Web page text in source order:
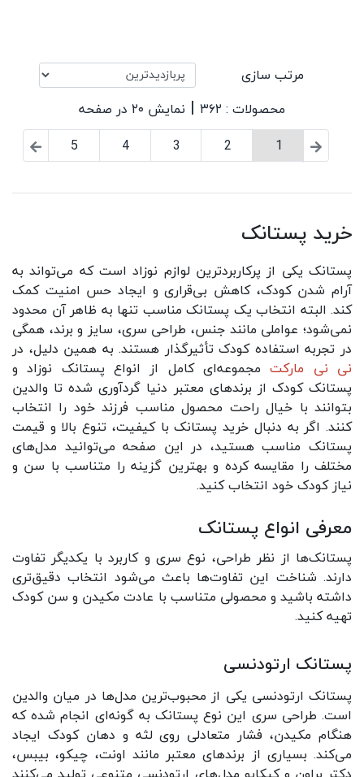
مرتب سازی
محصولات : ۳۶۲
| نمایش ۲۰ در صفحه
1
2
3
4
5
خرید پستانک
پستانک یکی از پرکاربردترین لوازم نوزاد است که می‌تواند به
آرام شدن کودک، کاهش بی‌قراری و ایجاد حس امنیت کمک
کند. البته انتخاب یک پستانک مناسب تنها به ظاهر آن محدود
نمی‌شود؛ عواملی مانند جنس، طراحی سری، سایز و برند، همگی
در تجربه استفاده کودک تأثیرگذار هستند. به همین دلیل، در
نی نی مارکتمجموعه‌ای کامل از انواع پستانک نوزاد و
پستانک کودک از برندهای معتبر دنیا گردآوری شده تا والدین
بتوانند با خیال راحت محصول مناسب فرزند خود را انتخاب
کنند. اگر به دنبال خرید پستانک با کیفیت، تنوع بالا و قیمت
پستانک مناسب هستید، در این صفحه می‌توانید مدل‌های
مختلف را مقایسه کرده و بهترین گزینه را متناسب با سن و
نیاز کودک خود انتخاب کنید.
معرفی انواع پستانک
پستانک‌ها از نظر طراحی، نوع سری و کاربرد با یکدیگر تفاوت
دارند. شناخت این تفاوت‌ها باعث می‌شود انتخاب دقیق‌تری
داشته باشید و محصولی متناسب با عادت مکیدن و سن کودک
تهیه کنید.
پستانک ارتودنسی
پستانک ارتودنسی یکی از محبوب‌ترین مدل‌ها در میان والدین
است. طراحی سری این نوع پستانک به گونه‌ای انجام شده که
هنگام مکیدن، فشار متعادلی روی لثه و دهان کودک ایجاد
می‌کند. بسیاری از برندهای معتبر مانند اونت، چیکو، بیبس،